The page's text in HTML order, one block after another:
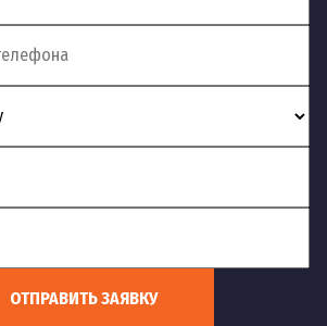
ОТПРАВИТЬ ЗАЯВКУ